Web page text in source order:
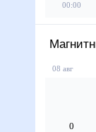
00:00
08 авг
0